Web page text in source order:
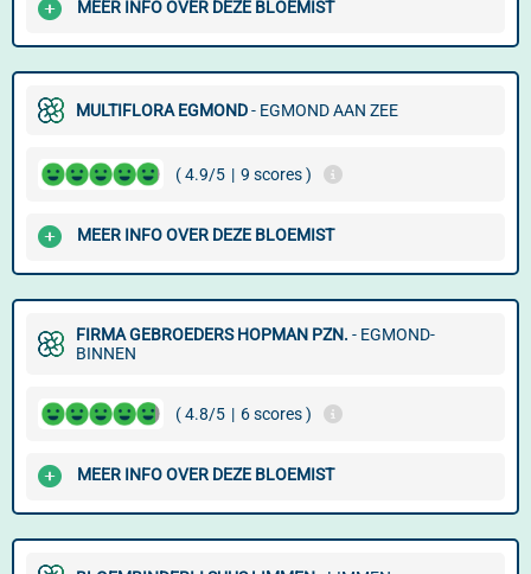
MEER INFO OVER DEZE BLOEMIST
MULTIFLORA EGMOND- EGMOND AAN ZEE
( 4.9/5 | 9 scores )
MEER INFO OVER DEZE BLOEMIST
FIRMA GEBROEDERS HOPMAN PZN. - EGMOND-
BINNEN
( 4.8/5 | 6 scores )
MEER INFO OVER DEZE BLOEMIST